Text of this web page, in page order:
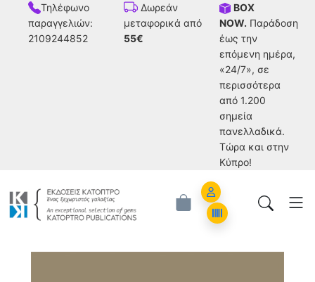
Τηλέφωνο
παραγγελιών:
2109244852
Δωρεάν
μεταφορικά από
55€
BOX
NOW. Παράδοση
έως την
επόμενη ημέρα,
«24/7», σε
περισσότερα
από 1.200
σημεία
πανελλαδικά.
Tώρα και στην
Κύπρο!
Account
Orders